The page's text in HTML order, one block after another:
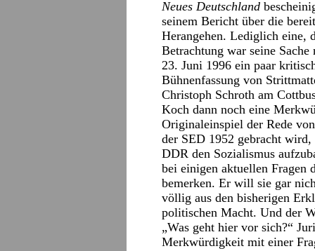
Neues Deutschland
seinem Bericht über die
Herangehen. Lediglich eine,
Betrachtung war seine
23. Juni 1996 ein paar
Bühnenfassung von
Christoph Schroth am
Koch dann noch eine
Originaleinspiel der Rede
der SED 1952 gebracht
DDR den Sozialismus
bei einigen aktuellen
bemerken. Er will sie gar
völlig aus den bisherigen
politischen Macht. Und der
„Was geht hier vor sich?“
Merkwürdigkeit mit einer